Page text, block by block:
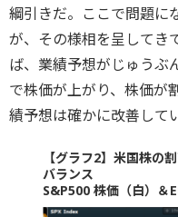
綱引きだ。ここで問題に
が、その様相を呈してき
ば、業績予想がじゅうぶ
で株価が上がり、株価が
績予想は確かに改善して
【グラフ2】米国株
バランス
S&P500 株価（白）＆